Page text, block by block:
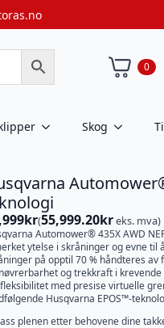
0
Skog
kr(55,999.20kreks. mva)
Automower® 435X AWD
ytelse i skråninger og evne til
på opptil 70 % håndteres
og trekkraft i
med presise virtuelle
Husqvarna EPOS™-
plenen etter behovene dine